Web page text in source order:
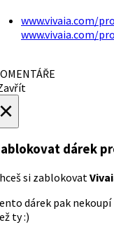
www.vivaia.com/
www.vivaia.com/
dárek
si zablokovat
dárek pak nekoupí
ty :)